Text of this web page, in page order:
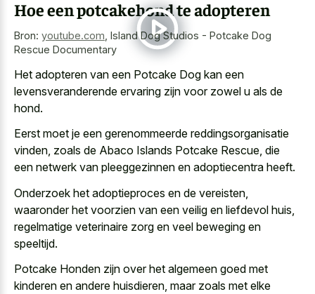
Hoe een potcakehond te adopteren
Bron: youtube.com Island Dog Studios - Potcake Dog
Rescue Documentary
Het adopteren van een Potcake Dog kan een
levensveranderende ervaring zijn voor zowel u als de
hond.
Eerst moet je een gerenommeerde reddingsorganisatie
vinden, zoals de Abaco Islands Potcake Rescue, die
een netwerk van pleeggezinnen en adoptiecentra heeft.
Onderzoek het adoptieproces en de vereisten,
waaronder het voorzien van een veilig en liefdevol huis,
regelmatige veterinaire zorg en veel beweging en
speeltijd.
Potcake Honden zijn over het algemeen goed met
kinderen en andere huisdieren, maar zoals met elke